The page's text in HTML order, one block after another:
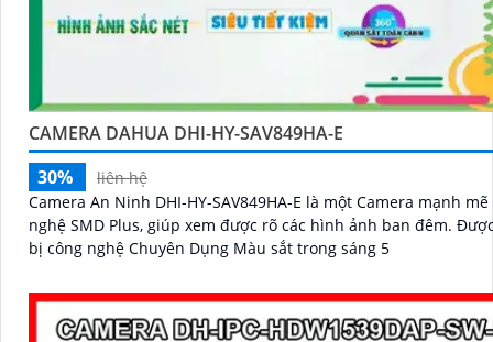
CAMERA DAHUA DHI-HY-SAV849HA-E
30%
liên hệ
Camera An Ninh DHI-HY-SAV849HA-E là một Camera mạnh
nghệ SMD Plus, giúp xem được rõ các hình ảnh ban đêm. Được trang
bị công nghệ Chuyên Dụng Màu sắt trong sáng 5